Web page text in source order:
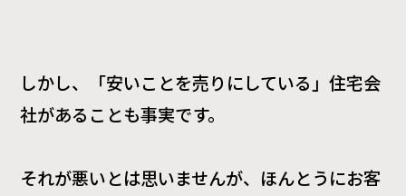
しかし、「安いことを売りにしている」住宅会
社があることも事実です。
それが悪いとは思いませんが、ほんとうにお客